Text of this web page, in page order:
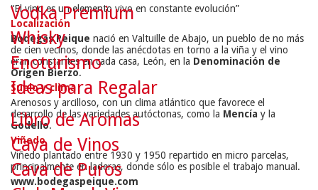
“El vino es un elemento vivo en constante evolución”
Localización
Bodegas Peique nació en Valtuille de Abajo, un pueblo de no más
de cien vecinos, donde las anécdotas en torno a la viña y el vino
eran constantes en cada casa, León, en la Denominación de
Origen Bierzo.
Suelo y clima
Arenosos y arcilloso, con un clima atlántico que favorece el
desarrollo de las variedades autóctonas, como la Mencía y la
Godello.
Viñedo
Viñedo plantado entre 1930 y 1950 repartido en micro parcelas,
principalmente en laderas, donde sólo es posible el trabajo manual.
www.bodegaspeique.com
Vodka Premium
Whisky
Enoturismo
Ideas para Regalar
Libro de Aromas
Cava de Vinos
Cava de Puros